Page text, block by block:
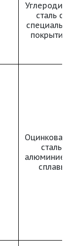
сталь со
сталь,
сплавы